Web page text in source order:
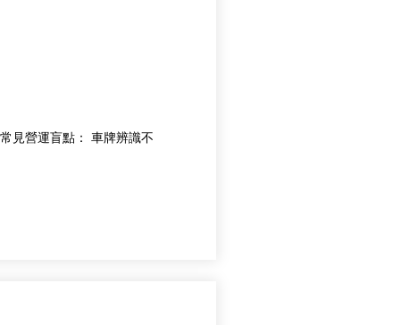
很多停車場表面上車流穩定 但實際收益，可能遠低於預期 常見營運盲點： 車牌辨識不